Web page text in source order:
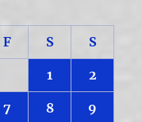
F S S
1 2
7 8 9